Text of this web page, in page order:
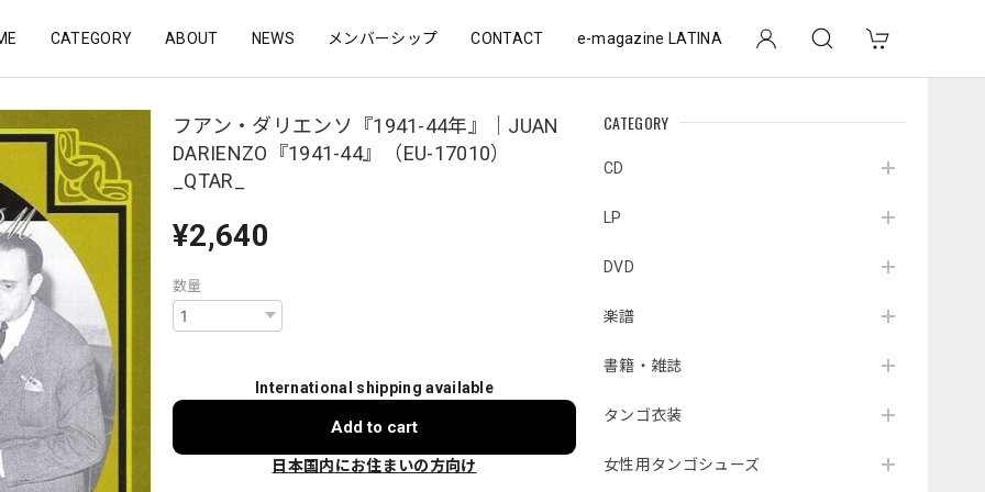
CATEGORY ABOUT NEWS メンバーシップ CONTACT e-magazine LATINA
CATEGORY
CD
LP
DVD
楽譜
書籍・雑誌
タンゴ衣装
女性用タンゴシューズ
フアン・ダリエンソ『1941-44年』｜JUAN
DARIENZO『1941-44』（EU-17010）
_QTAR_
¥2,640
数量
International shipping available
Add to cart
日本国内にお住まいの方向け